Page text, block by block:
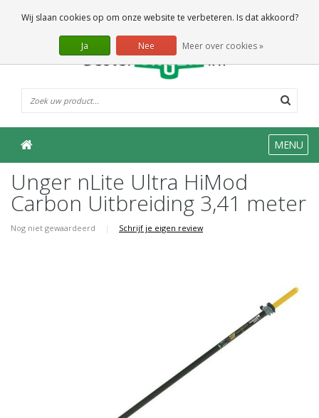
0 Artikelen
MENU
Unger nLite Ultra HiMod
Carbon Uitbreiding 3,41 meter
Nog niet gewaardeerd | Schrijf je eigen review
Wij slaan cookies op om onze website te verbeteren. Is dat akkoord?
Ja Nee Meer over cookies »